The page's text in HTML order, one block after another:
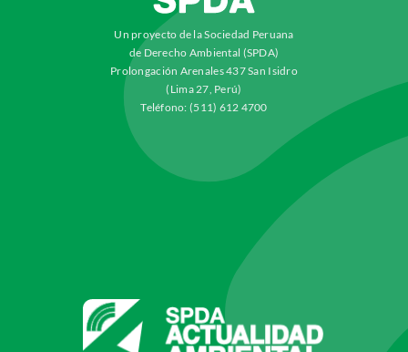
Un proyecto de la Sociedad Peruana
de Derecho Ambiental (SPDA)
Prolongación Arenales 437 San Isidro
(Lima 27, Perú)
Teléfono: (511) 612 4700